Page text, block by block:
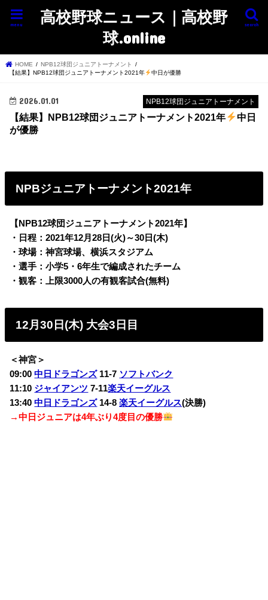
高校野球ニュース｜高校野
球.online
search
menu
HOME
NPB12球団ジュニアトーナメント
【結果】NPB12球団ジュニアトーナメント2021年
中日が優勝
NPB12球団ジュニアトーナメント
2026.01.01
【結果】NPB12球団ジュニアトーナメント2021年
中日
が優勝
NPBジュニアトーナメント2021年
【NPB12球団ジュニアトーナメント2021年】
・日程：2021年12月28日(火)～30日(木)
・球場：神宮球場、横浜スタジアム
・選手：小学5・6年生で編成されたチーム
・観客：上限3000人の有観客試合(無料)
12月30日(木) 大会3日目
＜神宮＞
09:00中日ドラゴンズ11-7 ソフトバンク
11:10 ジャイアンツ 7-11楽天イーグルス
13:40中日ドラゴンズ14-8楽天イーグルス(決勝)
→中日ジュニアは4年ぶり4度目の優勝